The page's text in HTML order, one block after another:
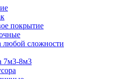
покрытие
любой сложности
7м3-8м3